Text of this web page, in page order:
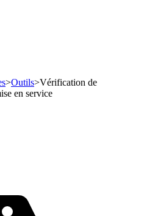
>Outils>Vérification de
en service